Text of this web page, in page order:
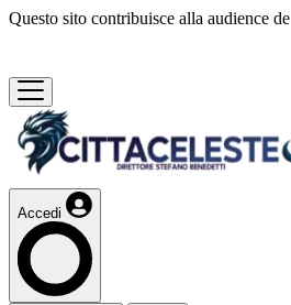
Questo sito contribuisce alla audience de
Accedi